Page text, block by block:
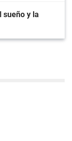
sueño y la